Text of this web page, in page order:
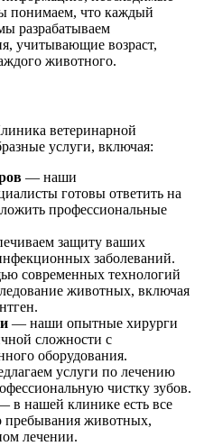
понимаем, что каждый
разрабатываем
учитывающие возраст,
животного.
ветеринарной
услуги, включая:
— наши
готовы ответить на
профессиональные
защиту ваших
заболеваний.
современных технологий
животных, включая
— наши опытные хирурги
сложности с
оборудования.
услуги по лечению
чистку зубов.
в нашей клинике есть все
пребывания животных,
лечении.